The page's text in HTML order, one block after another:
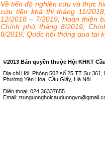
Về tiến độ nghiên cứu và thực
cứu tiền khả thi tháng 11/
12/2018 – 7/2019; Hoàn thiện
Chính phủ tháng 8/2019;
8/2019; Quốc hội thông qua tại
©2013 Bản quyền thuộc Hội KHKT
Địa chỉ Hội: Phòng 502 số 25 TT Sư 361,
Phường Yên Hòa, Cầu Giấy, Hà Nội
Điện thoại: 024.36337655
Email: